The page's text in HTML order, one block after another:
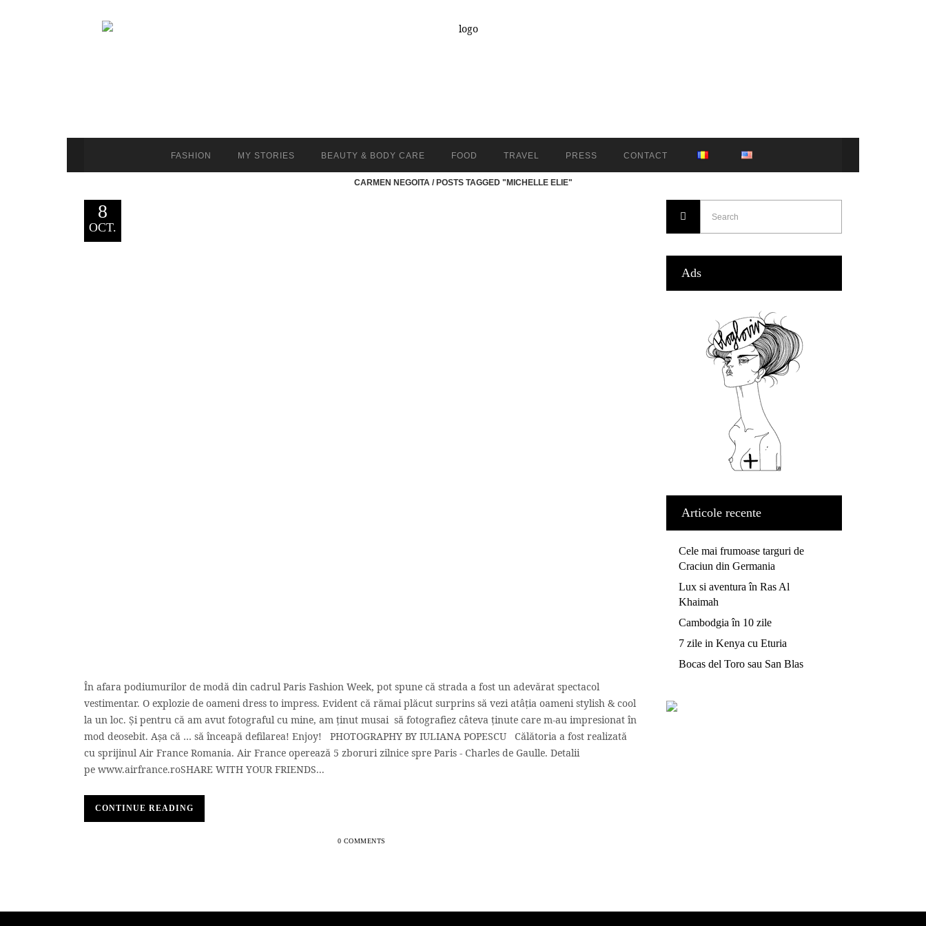
FASHION MY STORIES BEAUTY & BODY CARE FOOD TRAVEL PRESS CONTACT
CARMEN NEGOITA /POSTS TAGGED "MICHELLE ELIE"
8
OCT.
În afara podiumurilor de modă din cadrul Paris Fashion Week, pot spune că strada a fost un adevărat spectacol
vestimentar. O explozie de oameni dress to impress. Evident că rămai plăcut surprins să vezi atâția oameni stylish & cool
la un loc. Și pentru că am avut fotograful cu mine, am ținut musai să fotografiez câteva ținute care m-au impresionat în
mod deosebit. Așa că … să înceapă defilarea! Enjoy! PHOTOGRAPHY BY IULIANA POPESCU Călătoria a fost realizată
cu sprijinul Air France Romania. Air France operează 5 zboruri zilnice spre Paris - Charles de Gaulle. Detalii
pe www.airfrance.roSHARE WITH YOUR FRIENDS...
CONTINUE READING
0 COMMENTS
Ads
Articole recente
Cele mai frumoase targuri de
Craciun din Germania
Lux si aventura în Ras Al
Khaimah
Cambodgia în 10 zile
7 zile in Kenya cu Eturia
Bocas del Toro sau San Blas